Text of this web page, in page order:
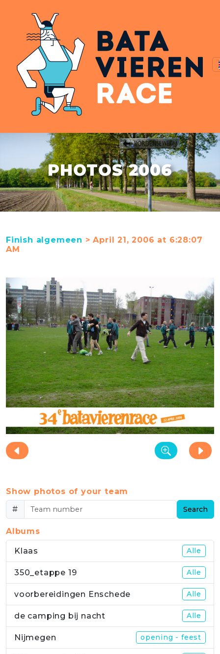
PHOTOS 2006
Finish algemeen > April 21, 2006 at 6:28:07
AM
Show photos of your team
#
Search
Albums
Klaas Alle
350_etappe 19 Alle
voorbereidingen Enschede Alle
de camping bij nacht Alle
Nijmegen opening - feest